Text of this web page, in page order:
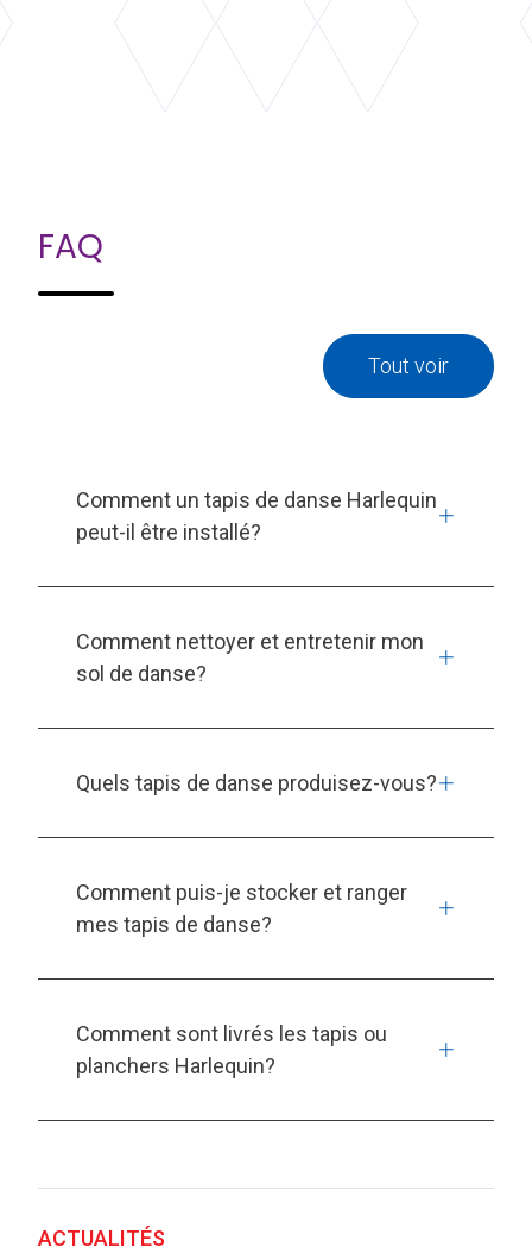
FAQ
Tout voir
Comment un tapis de danse Harlequin
peut-il être installé?
Comment nettoyer et entretenir mon
sol de danse?
Quels tapis de danse produisez-vous?
Comment puis-je stocker et ranger
mes tapis de danse?
Comment sont livrés les tapis ou
planchers Harlequin?
ACTUALITÉS